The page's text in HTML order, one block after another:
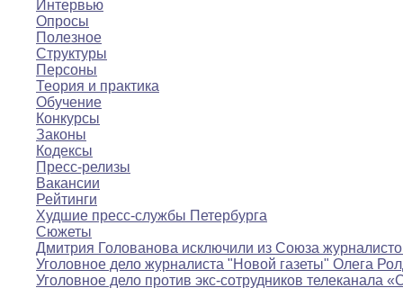
Интервью
Опросы
Полезное
Структуры
Персоны
Теория и практика
Обучение
Конкурсы
Законы
Кодексы
Пресс-релизы
Вакансии
Рейтинги
Худшие пресс-службы Петербурга
Сюжеты
Дмитрия Голованова исключили из Союза
Уголовное дело журналиста "Новой газеты" Олега
Уголовное дело против экс-сотрудников телеканала